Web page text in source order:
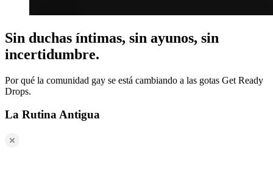
Sin duchas íntimas, sin ayunos, sin
incertidumbre.
Por qué la comunidad gay se está cambiando a las gotas Get Ready
Drops.
La Rutina Antigua